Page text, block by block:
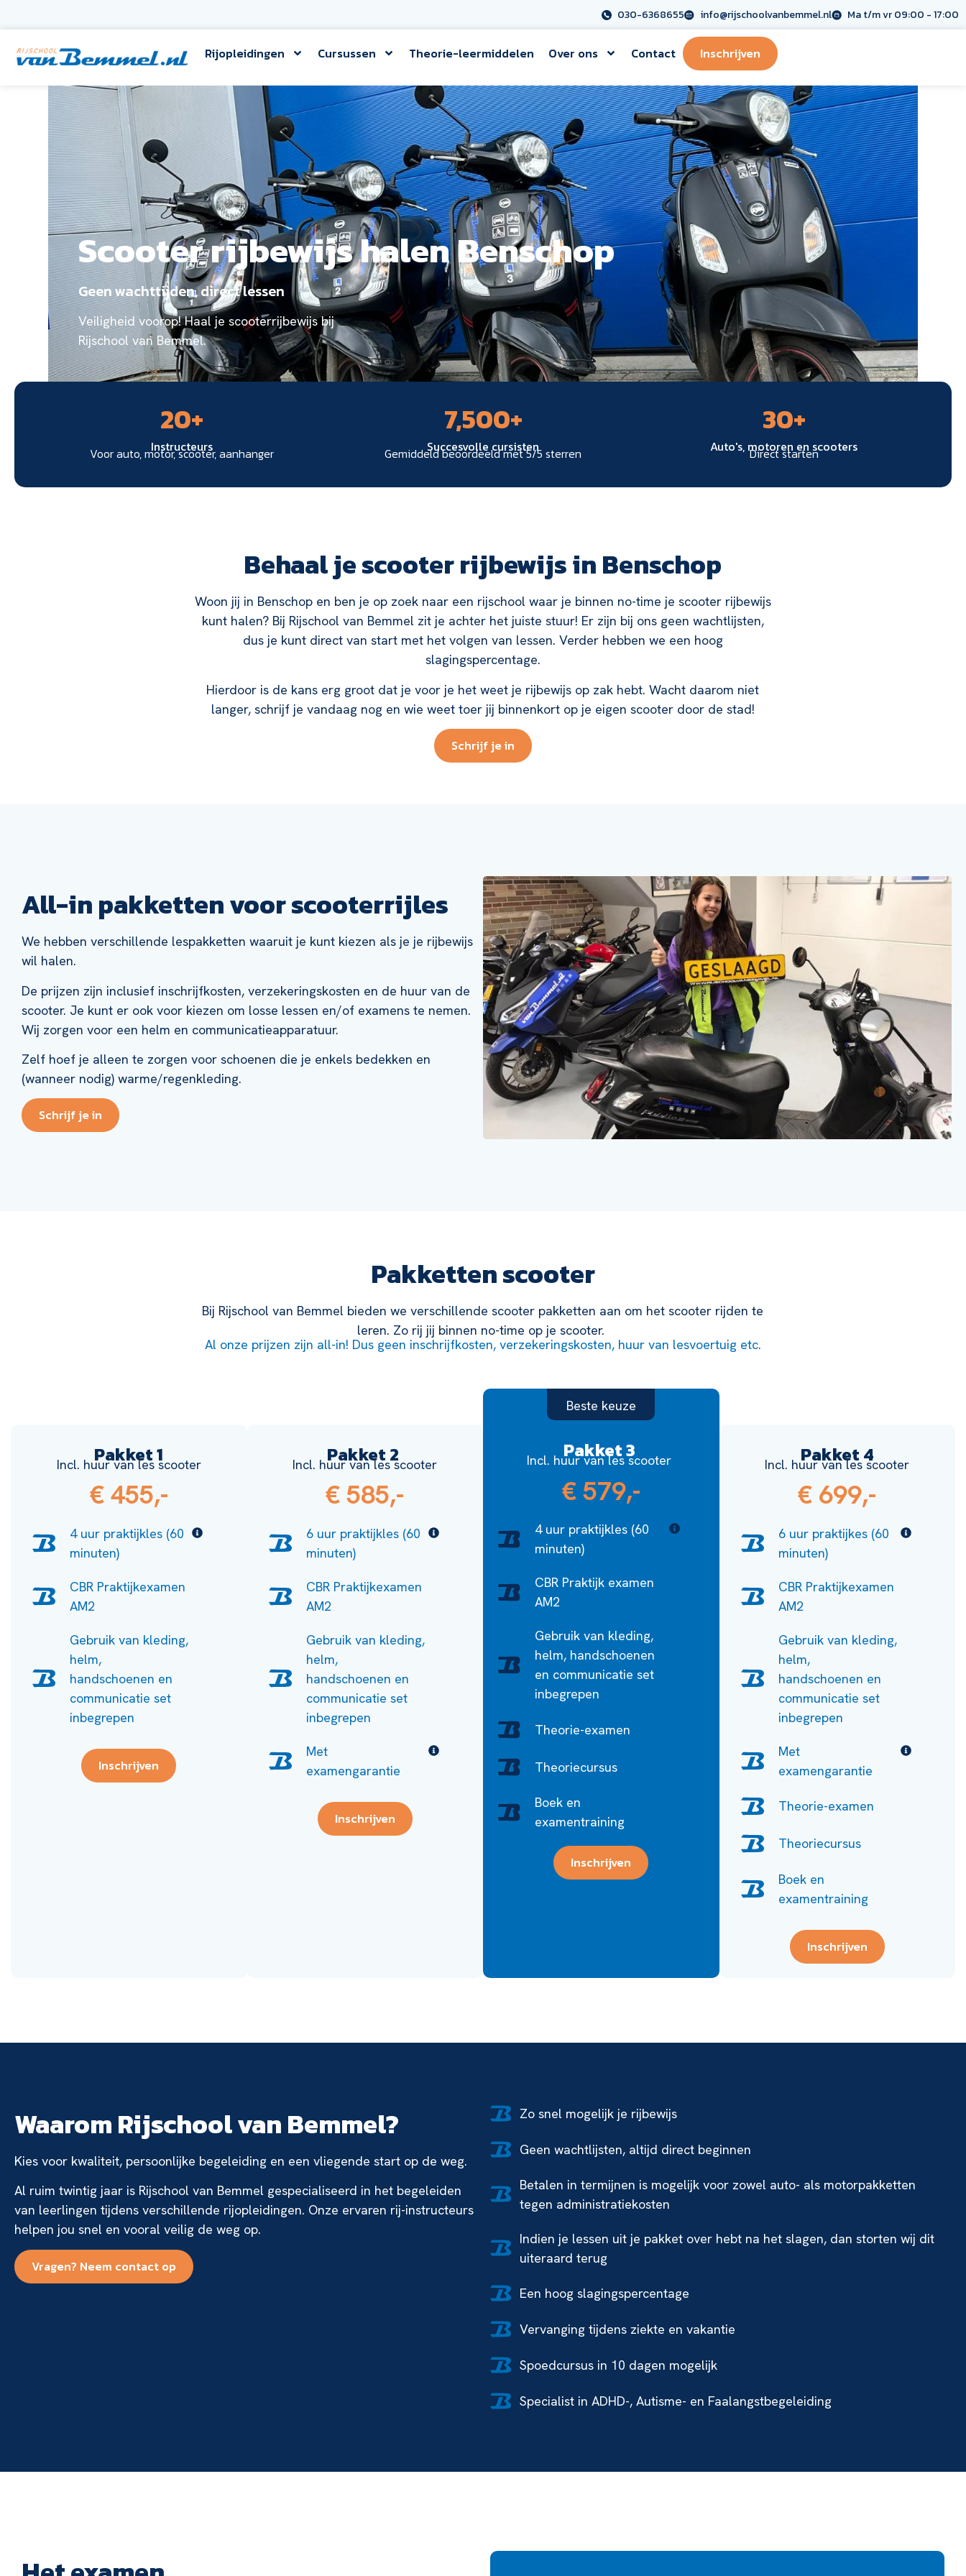
030-6368655 info@rijschoolvanbemmel.nl Ma t/m vr 09:00 - 17:00
Rijopleidingen Cursussen Theorie-leermiddelen Over ons Contact Inschrijven
Scooter rijbewijs halen Benschop
Geen wachttijden, direct lessen
Veiligheid voorop! Haal je scooterrijbewijs bij
Rijschool van Bemmel.
Instructeurs
20+
Voor auto, motor, scooter, aanhanger Succesvolle cursisten
7,500+
Gemiddeld beoordeeld met 5/5 sterren Auto's, motoren en scooters
30+
Direct starten
Behaal je scooter rijbewijs in Benschop
Woon jij in Benschop en ben je op zoek naar een rijschool waar je binnen no-time je scooter rijbewijs
kunt halen? Bij Rijschool van Bemmel zit je achter het juiste stuur! Er zijn bij ons geen wachtlijsten,
dus je kunt direct van start met het volgen van lessen. Verder hebben we een hoog
slagingspercentage.
Hierdoor is de kans erg groot dat je voor je het weet je rijbewijs op zak hebt. Wacht daarom niet
langer, schrijf je vandaag nog en wie weet toer jij binnenkort op je eigen scooter door de stad!
Schrijf je in
All-in pakketten voor scooterrijles
We hebben verschillende lespakketten waaruit je kunt kiezen als je je rijbewijs
wil halen.
De prijzen zijn inclusief inschrijfkosten, verzekeringskosten en de huur van de
scooter. Je kunt er ook voor kiezen om losse lessen en/of examens te nemen.
Wij zorgen voor een helm en communicatieapparatuur.
Zelf hoef je alleen te zorgen voor schoenen die je enkels bedekken en
(wanneer nodig) warme/regenkleding.
Schrijf je in
Pakketten scooter
Bij Rijschool van Bemmel bieden we verschillende scooter pakketten aan om het scooter rijden te
leren. Zo rij jij binnen no-time op je scooter.
Al onze prijzen zijn all-in! Dus geen inschrijfkosten, verzekeringskosten, huur van lesvoertuig etc.
Pakket 1
Incl. huur van les scooter
€ 455,-
4 uur praktijkles (60
minuten)
CBR Praktijkexamen
AM2
Gebruik van kleding,
helm,
handschoenen en
communicatie set
inbegrepen
Inschrijven
Pakket 2
Incl. huur van les scooter
€ 585,-
6 uur praktijkles (60
minuten)
CBR Praktijkexamen
AM2
Gebruik van kleding,
helm,
handschoenen en
communicatie set
inbegrepen
Met
examengarantie
Inschrijven
Beste keuze
Pakket 3
Incl. huur van les scooter
€ 579,-
4 uur praktijkles (60
minuten)
CBR Praktijk examen
AM2
Gebruik van kleding,
helm, handschoenen
en communicatie set
inbegrepen
Theorie-examen
Theoriecursus
Boek en
examentraining
Inschrijven
Pakket 4
Incl. huur van les scooter
€ 699,-
6 uur praktijkes (60
minuten)
CBR Praktijkexamen
AM2
Gebruik van kleding,
helm,
handschoenen en
communicatie set
inbegrepen
Met
examengarantie
Theorie-examen
Theoriecursus
Boek en
examentraining
Inschrijven
Waarom Rijschool van Bemmel?
Kies voor kwaliteit, persoonlijke begeleiding en een vliegende start op de weg.
Al ruim twintig jaar is Rijschool van Bemmel gespecialiseerd in het begeleiden
van leerlingen tijdens verschillende rijopleidingen. Onze ervaren rij-instructeurs
helpen jou snel en vooral veilig de weg op.
Vragen? Neem contact op
Zo snel mogelijk je rijbewijs
Geen wachtlijsten, altijd direct beginnen
Betalen in termijnen is mogelijk voor zowel auto- als motorpakketten
tegen administratiekosten
Indien je lessen uit je pakket over hebt na het slagen, dan storten wij dit
uiteraard terug
Een hoog slagingspercentage
Vervanging tijdens ziekte en vakantie
Spoedcursus in 10 dagen mogelijk
Specialist in ADHD-, Autisme- en Faalangstbegeleiding